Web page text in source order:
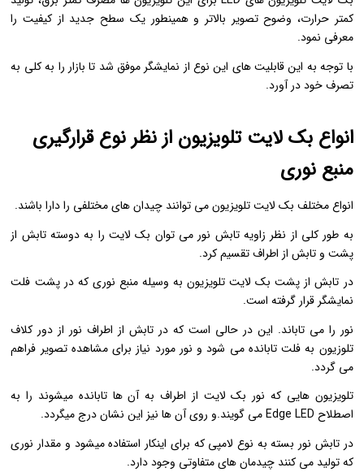
کمتر حرارت، وضوح تصویر بالاتر و همینطور یک سطح جدید از کیفیت را
معرفی نمود.
با توجه به این قابلیت های این نوع از نمایشگر موفق شد تا بازار را به کلی به
تصرف خود در آورد.
انواع بک لایت تلویزیون از نظر نوع قرارگیری
منبع نوری
انواع مختلف بک لایت تلویزیون می توانند چیدان های مختلفی را دارا باشند.
به طور کلی از نظر زاویه تابش نور می توان بک لایت را به دوسته تابش از
پشت و تابش از اطراف تقسیم کرد.
در تابش از پشت بک لایت تلویزیون به وسیله منبع نوری که در پشت فلت
نمایشگر قرار گرفته است.
نور را می تاباند. این در حالی است که در تابش از اطراف نور از دور کلاف
تلوزیون به فلت تابانده می شود و نور مورد نیاز برای مشاهده تصویر فراهم
می گردد.
تلویزیون هایی که نور بک لایت از اطراف به آن ها تابانده میشوند را به
اصطلاح Edge LED می گویند.و روی آن ها نیز این نشان درج میگردد.
در تابش نور بسته به نوع لامپی که برای اینکار استفاده میشود و مقدار نوری
که تولید می کنند چیدمان های متفاوتی وجود دارد.